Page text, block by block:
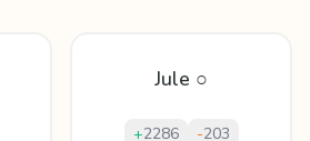
Jule ○
+2286 -203